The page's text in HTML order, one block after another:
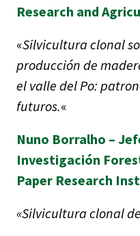
Research and
«Silvicultura clonal
producción de
el valle del Po:
futuros.«
Nuno Borralho –
Investigación
Paper Research
«Silvicultura clonal